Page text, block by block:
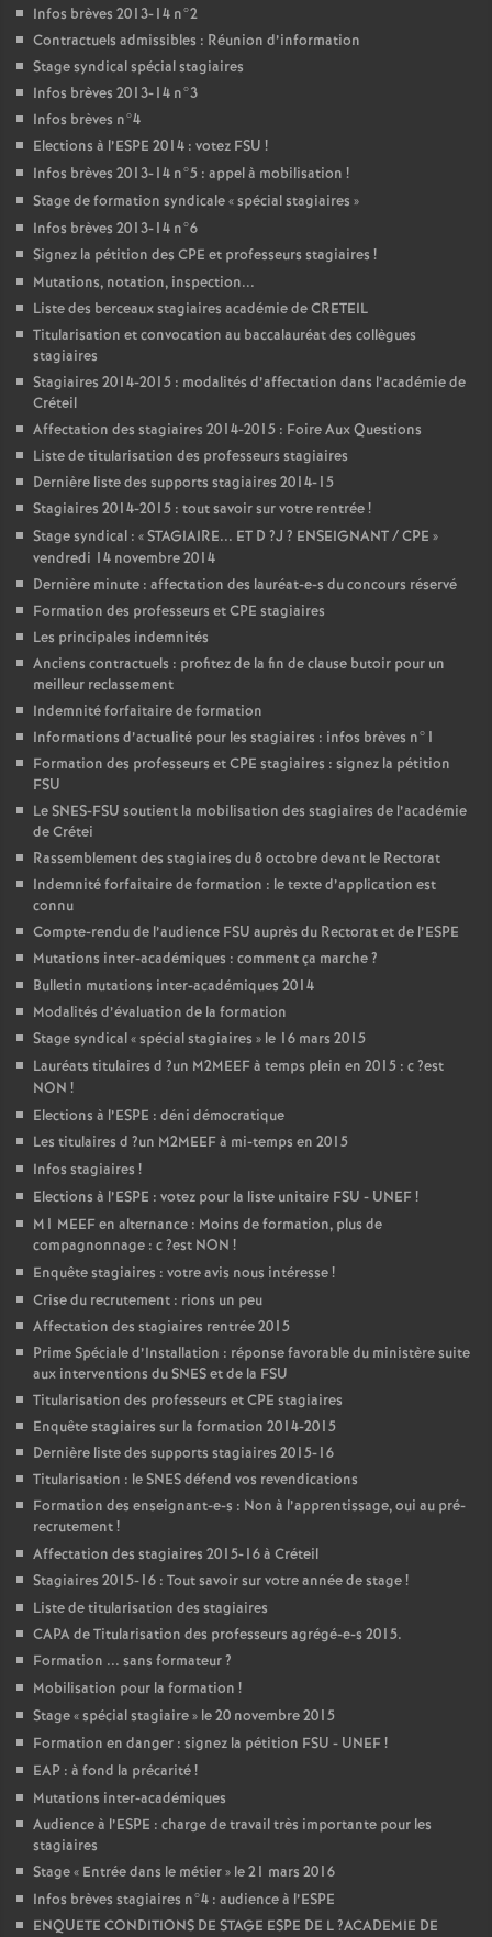
Infos brèves 2013-14 n°2
Contractuels admissibles : Réunion d’information
Stage syndical spécial stagiaires
Infos brèves 2013-14 n°3
Infos brèves n°4
Elections à l’ESPE 2014 : votez FSU !
Infos brèves 2013-14 n°5 : appel à mobilisation !
Stage de formation syndicale «spécial stagiaires »
Infos brèves 2013-14 n°6
Signez la pétition des CPE et professeurs stagiaires !
Mutations, notation, inspection...
Liste des berceaux stagiaires académie deCRETEIL
Titularisation et convocation au baccalauréat des collègues
stagiaires
Stagiaires 2014-2015 : modalités d’affectation dans l’académie de
Créteil
Affectation des stagiaires 2014-2015 : Foire Aux Questions
Liste de titularisation des professeurs stagiaires
Dernière liste des supports stagiaires 2014-15
Stagiaires 2014-2015 : tout savoir sur votre rentrée!
Stage syndical : «STAGIAIRE... ET D ?J ? ENSEIGNANT/CPE »
vendredi 14 novembre 2014
Dernière minute : affectation des lauréat-e-s du concours réservé
Formation des professeurs etCPE stagiaires
Les principales indemnités
Anciens contractuels : profitez de la fin de clause butoir pour un
meilleur reclassement
Indemnité forfaitaire de formation
Informations d’actualité pour les stagiaires : infos brèves n°1
Formation des professeurs etCPE stagiaires : signez la pétition
FSU
LeSNES-FSU soutient la mobilisation des stagiaires de l’académie
de Crétei
Rassemblement des stagiaires du 8 octobre devant le Rectorat
Indemnité forfaitaire de formation : le texte d’application est
connu
Compte-rendu de l’audience FSU auprès du Rectorat et de l’ESPE
Mutations inter-académiques : comment ça marche?
Bulletin mutations inter-académiques 2014
Modalités d’évaluation de la formation
Stage syndical «spécial stagiaires » le 16 mars 2015
Lauréats titulaires d ?un M2MEEFà temps plein en 2015 : c?est
NON !
Elections à l’ESPE : déni démocratique
Les titulaires d ?un M2MEEFà mi-temps en 2015
Infos stagiaires !
Elections à l’ESPE : votez pour la liste unitaire FSU - UNEF!
M1 MEEFen alternance : Moins de formation, plus de
compagnonnage : c?est NON !
Enquête stagiaires : votre avis nous intéresse!
Crise du recrutement : rions un peu
Affectation des stagiaires rentrée 2015
Prime Spéciale d’Installation : réponse favorable du ministère suite
aux interventions duSNESet de la FSU
Titularisation des professeurs etCPE stagiaires
Enquête stagiaires sur la formation 2014-2015
Dernière liste des supports stagiaires 2015-16
Titularisation : leSNESdéfend vos revendications
Formation des enseignant-e-s : Non à l’apprentissage, oui au pré-
recrutement!
Affectation des stagiaires 2015-16 à Créteil
Stagiaires 2015-16 : Tout savoir sur votre année de stage!
Liste de titularisation des stagiaires
CAPAde Titularisation des professeurs agrégé-e-s 2015.
Formation ... sans formateur?
Mobilisation pour la formation !
Stage «spécial stagiaire» le 20 novembre 2015
Formation en danger : signez la pétition FSU - UNEF!
EAP : à fond la précarité!
Mutations inter-académiques
Audience à l’ESPE : charge de travail très importante pour les
stagiaires
Stage « Entrée dans le métier» le 21 mars 2016
Infos brèves stagiaires n°4 : audience à l’ESPE
ENQUETE CONDITIONS DE STAGE ESPE DE L?ACADEMIE DE